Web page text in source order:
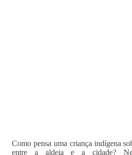
Como pensa uma criança indígena
entre a aldeia e a cidade?